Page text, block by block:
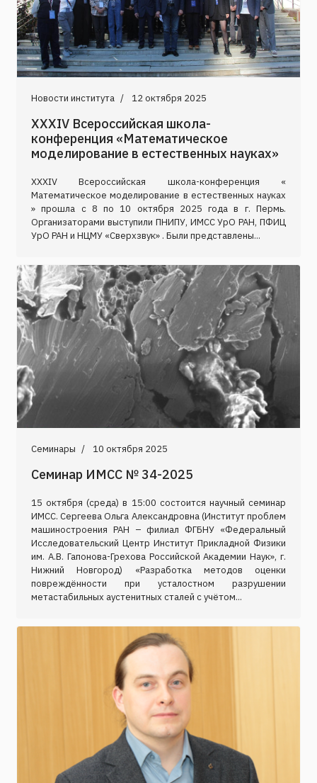
Новости института 12 октября 2025
XXXIV Всероссийская школа-
конференция «Математическое
моделирование в естественных науках»
XXXIV Всероссийская школа-конференция «
Математическое моделирование в естественных науках
» прошла с 8 по 10 октября 2025 года в г. Пермь.
Организаторами выступили ПНИПУ, ИМСС УрО РАН, ПФИЦ
УрО РАН и НЦМУ «Сверхзвук» . Были представлены...
Семинары 10 октября 2025
Семинар ИМСС № 34-2025
15 октября (среда) в 15:00 состоится научный семинар
ИМСС. Сергеева Ольга Александровна (Институт проблем
машиностроения РАН – филиал ФГБНУ «Федеральный
Исследовательский Центр Институт Прикладной Физики
им. А.В. Гапонова-Грехова Российской Академии Наук», г.
Нижний Новгород) «Разработка методов оценки
повреждённости при усталостном разрушении
метастабильных аустенитных сталей с учётом...